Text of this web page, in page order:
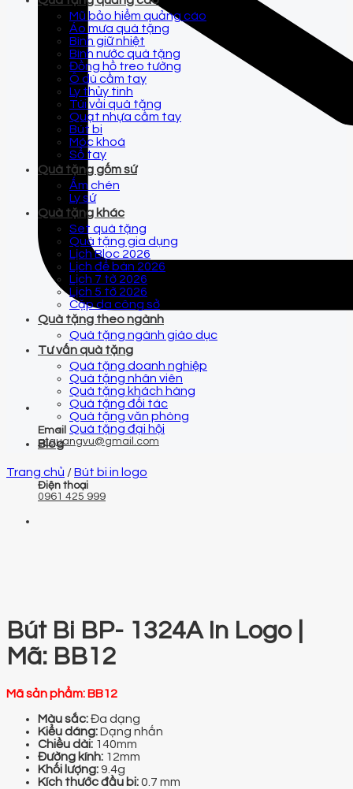
Email
qtquangvu@gmail.com
Điện thoại
0961 425 999
Mũ bảo hiểm quảng cáo
Áo mưa quà tặng
Bình giữ nhiệt
Bình nước quà tặng
Đồng hồ treo tường
Ô dù cầm tay
Ly thủy tinh
Túi vải quà tặng
Quạt nhựa cầm tay
Bút bi
Móc khoá
Sổ tay
Quà tặng gốm sứ
Ấm chén
Ly sứ
Quà tặng khác
Set quà tặng
Quà tặng gia dụng
Lịch Bloc 2026
Lịch để bàn 2026
Lịch 7 tờ 2026
Lịch 5 tờ 2026
Cặp da công sở
Quà tặng theo ngành
Quà tặng ngành giáo dục
Tư vấn quà tặng
Quà tặng doanh nghiệp
Quà tặng nhân viên
Quà tặng khách hàng
Quà tặng đối tác
Quà tặng văn phòng
Quà tặng đại hội
Blog
Trang chủ /Bút bi in logo
Bút Bi BP- 1324A In Logo |
Mã: BB12
Mã sản phẩm: BB12
Màu sắc:Đa dạng
Kiểu dáng:Dạng nhấn
Chiều dài: 140mm
Đường kính: 12mm
Khối lượng:9.4g
Kích thước đầu bi:0.7 mm